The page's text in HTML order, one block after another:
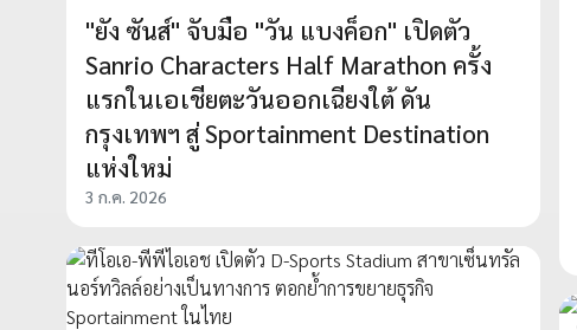
"ยัง ซันส์" จับมือ "วัน แบงค็อก" เปิดตัว
Sanrio Characters Half Marathon ครั้ง
แรกในเอเชียตะวันออกเฉียงใต้ ดัน
กรุงเทพฯ สู่ Sportainment Destination
แห่งใหม่
3 ก.ค. 2026